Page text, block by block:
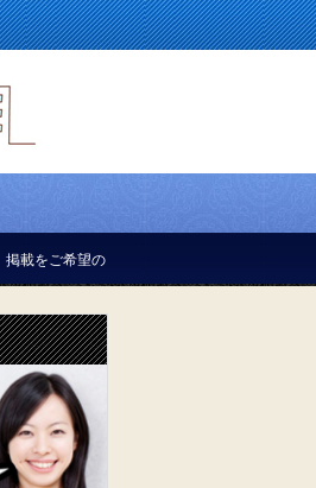
お気軽にお問い合せください。